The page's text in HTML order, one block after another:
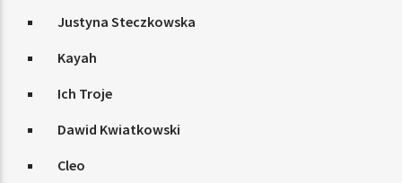
Justyna Steczkowska
Kayah
Ich Troje
Dawid Kwiatkowski
Cleo